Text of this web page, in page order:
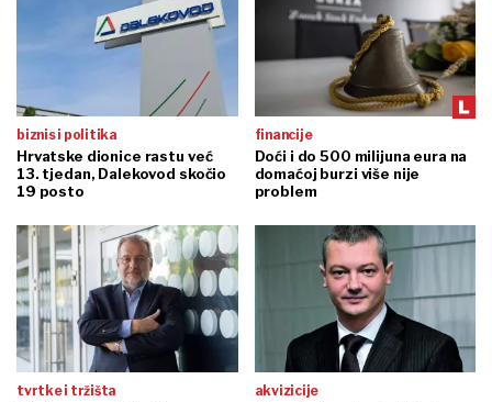
biznis i politika
Hrvatske dionice rastu već
13. tjedan, Dalekovod skočio
19 posto
financije
Doći i do 500 milijuna eura na
domaćoj burzi više nije
problem
tvrtke i tržišta akvizicije